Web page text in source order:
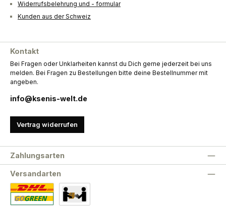
Widerrufsbelehrung und - formular
Kunden aus der Schweiz
Kontakt
Bei Fragen oder Unklarheiten kannst du Dich gerne jederzeit bei uns
melden. Bei Fragen zu Bestellungen bitte deine Bestellnummer mit
angeben.
info@ksenis-welt.de
Vertrag widerrufen
Zahlungsarten
Versandarten